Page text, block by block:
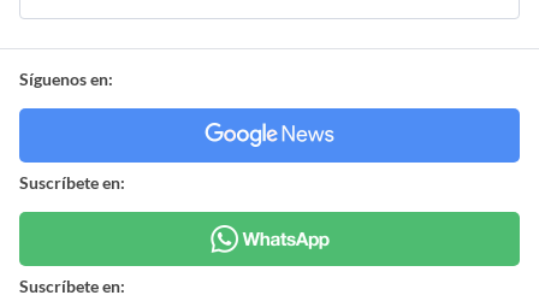
Síguenos en:
Suscríbete en:
Suscríbete en: